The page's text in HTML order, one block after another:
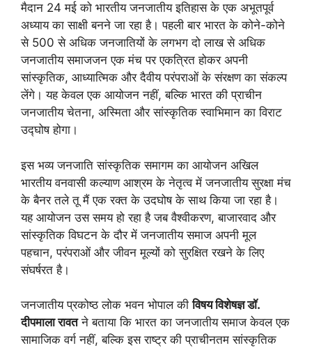
मैदान 24 मई को भारतीय जनजातीय इतिहास के एक अभूतपूर्व
अध्याय का साक्षी बनने जा रहा है। पहली बार भारत के कोने-कोने
से 500 से अधिक जनजातियों के लगभग दो लाख से अधिक
जनजातीय समाजजन एक मंच पर एकत्रित होकर अपनी
सांस्कृतिक, आध्यात्मिक और दैवीय परंपराओं के संरक्षण का संकल्प
लेंगे। यह केवल एक आयोजन नहीं, बल्कि भारत की प्राचीन
जनजातीय चेतना, अस्मिता और सांस्कृतिक स्वाभिमान का विराट
उद्घोष होगा।
इस भव्य जनजाति सांस्कृतिक समागम का आयोजन अखिल
भारतीय वनवासी कल्याण आश्रम के नेतृत्व में जनजातीय सुरक्षा मंच
के बैनर तले तू मैं एक रक्त के उदघोष के साथ किया जा रहा है।
यह आयोजन उस समय हो रहा है जब वैश्वीकरण, बाजारवाद और
सांस्कृतिक विघटन के दौर में जनजातीय समाज अपनी मूल
पहचान, परंपराओं और जीवन मूल्यों को सुरक्षित रखने के लिए
संघर्षरत है।
जनजातीय प्रकोष्ठ लोक भवन भोपाल कीविषय विशेषज्ञ डॉ.
दीपमाला रावतने बताया कि भारत का जनजातीय समाज केवल एक
सामाजिक वर्ग नहीं, बल्कि इस राष्ट्र की प्राचीनतम सांस्कृतिक